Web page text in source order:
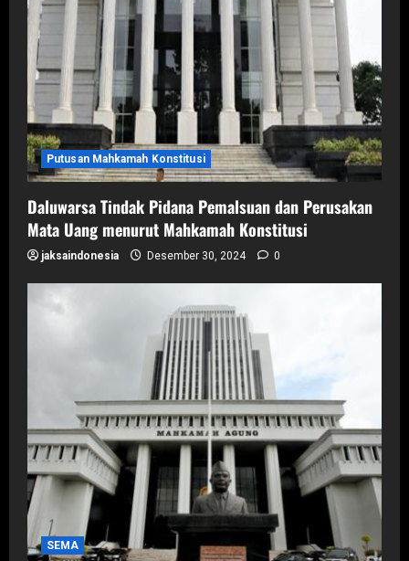
Putusan Mahkamah Konstitusi
Daluwarsa Tindak Pidana Pemalsuan dan Perusakan
Mata Uang menurut Mahkamah Konstitusi
jaksaindonesia Desember 30, 2024 0
SEMA